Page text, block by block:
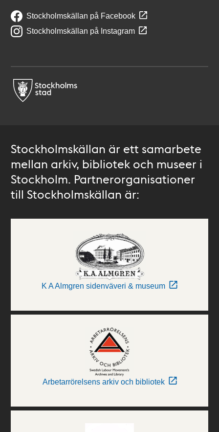
Stockholmskällan på Facebook
Stockholmskällan på Instagram
Stockholmskällan är ett samarbete
mellan arkiv, bibliotek och museer i
Stockholm. Partnerorganisationer
till Stockholmskällan är:
K A Almgren sidenväveri & museum
Arbetarrörelsens arkiv och bibliotek